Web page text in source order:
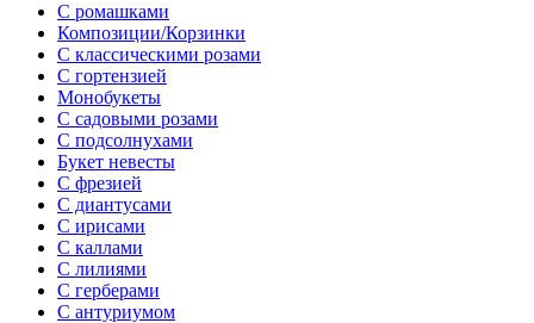
С ромашками
Композиции/Корзинки
С классическими розами
С гортензией
Монобукеты
С садовыми розами
С подсолнухами
Букет невесты
С фрезией
С диантусами
С ирисами
С каллами
C лилиями
С герберами
С антуриумом